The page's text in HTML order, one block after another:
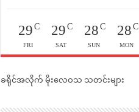
29 C
FRI
29 C
SAT
28 C
SUN
28 C
MON
ခရိုင်အလိုက် မိုးလေဝသ သတင်းများ